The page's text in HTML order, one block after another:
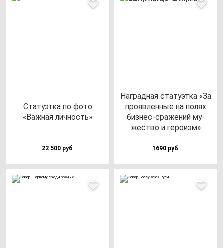
Ста­ту­эт­ка по фо­то
«Важ­ная лич­ность»
22 500 руб
Наг­рад­ная ста­ту­эт­ка «За
про­яв­лен­ные на по­лях
биз­нес-сра­же­ний му­
жес­тво и ге­ро­изм»
1690 руб